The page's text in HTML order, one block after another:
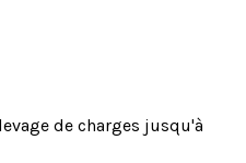
de charges jusqu'à